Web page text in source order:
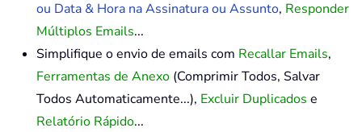
ou Data & Hora na Assinatura ou Assunto, Responder
Múltiplos Emails...
Simplifique o envio de emails com Recallar Emails,
Ferramentas de Anexo (Comprimir Todos, Salvar
Todos Automaticamente...), Excluir Duplicados e
Relatório Rápido...